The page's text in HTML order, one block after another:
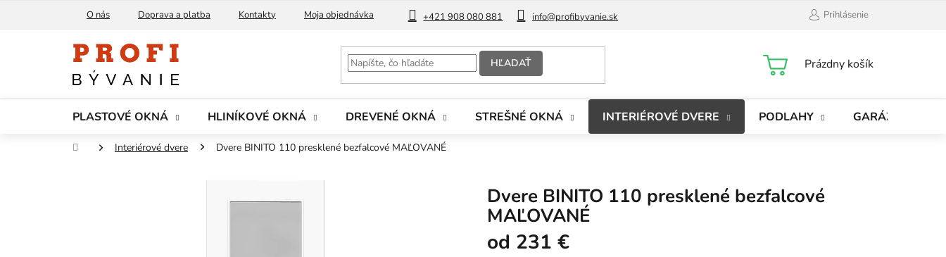
+421 908 080 881 info@profibyvanie.sk
O nás Doprava a platba Kontakty Moja objednávka Blog Prihlásenie
HĽADAŤ
NÁKUPNÝ
Prázdny košík
PLASTOVÉ OKNÁ HLINÍKOVÉ OKNÁ DREVENÉ OKNÁ STREŠNÉ OKNÁ INTERIÉROVÉ DVERE PODLAHY GARÁŽOVÉ
DomovInteriérové dvere Dvere BINITO 110 presklené bezfalcové MAĽOVANÉ
Dvere BINITO 110 presklené bezfalcové
MAĽOVANÉ
od 231 €